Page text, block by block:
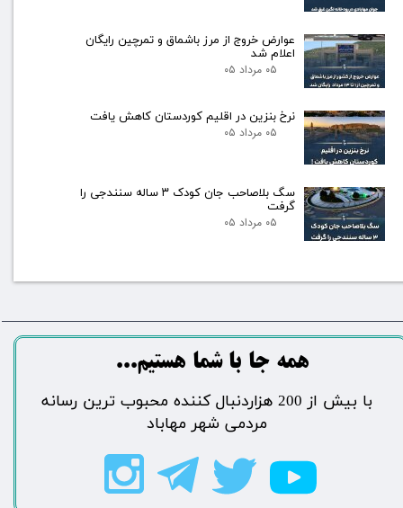
عوارض خروج از مرز باشماق و تمرچین رایگان
اعلام شد
۰۵ مرداد ۰۵
نرخ بنزین در اقلیم کوردستان کاهش یافت
۰۵ مرداد ۰۵
سگ بلاصاحب جان کودک ۳ ساله سنندجی را
گرفت
۰۵ مرداد ۰۵
​​​همه جا با شما هستیم...​​​​​​​​​​​​​​
​با بیش از 200 هزاردنبال کننده محبوب ترین رسانه
مردمی شهر مهاباد​​​​​​​​​​​​​​